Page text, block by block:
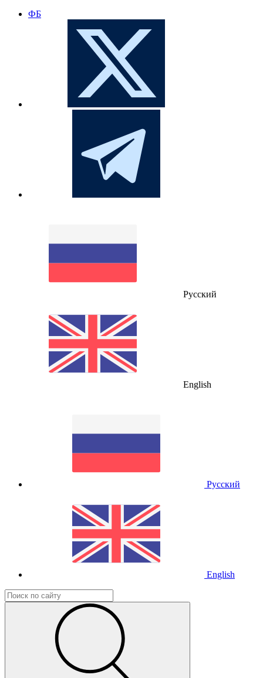
ФБ
Русский
English
Русский
English